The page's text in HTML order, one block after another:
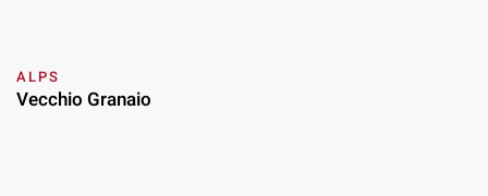
ALPS
Vecchio Granaio